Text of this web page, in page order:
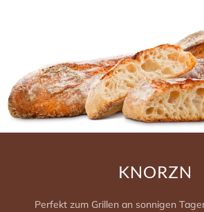
KNORZN
Perfekt zum Grillen an sonnigen